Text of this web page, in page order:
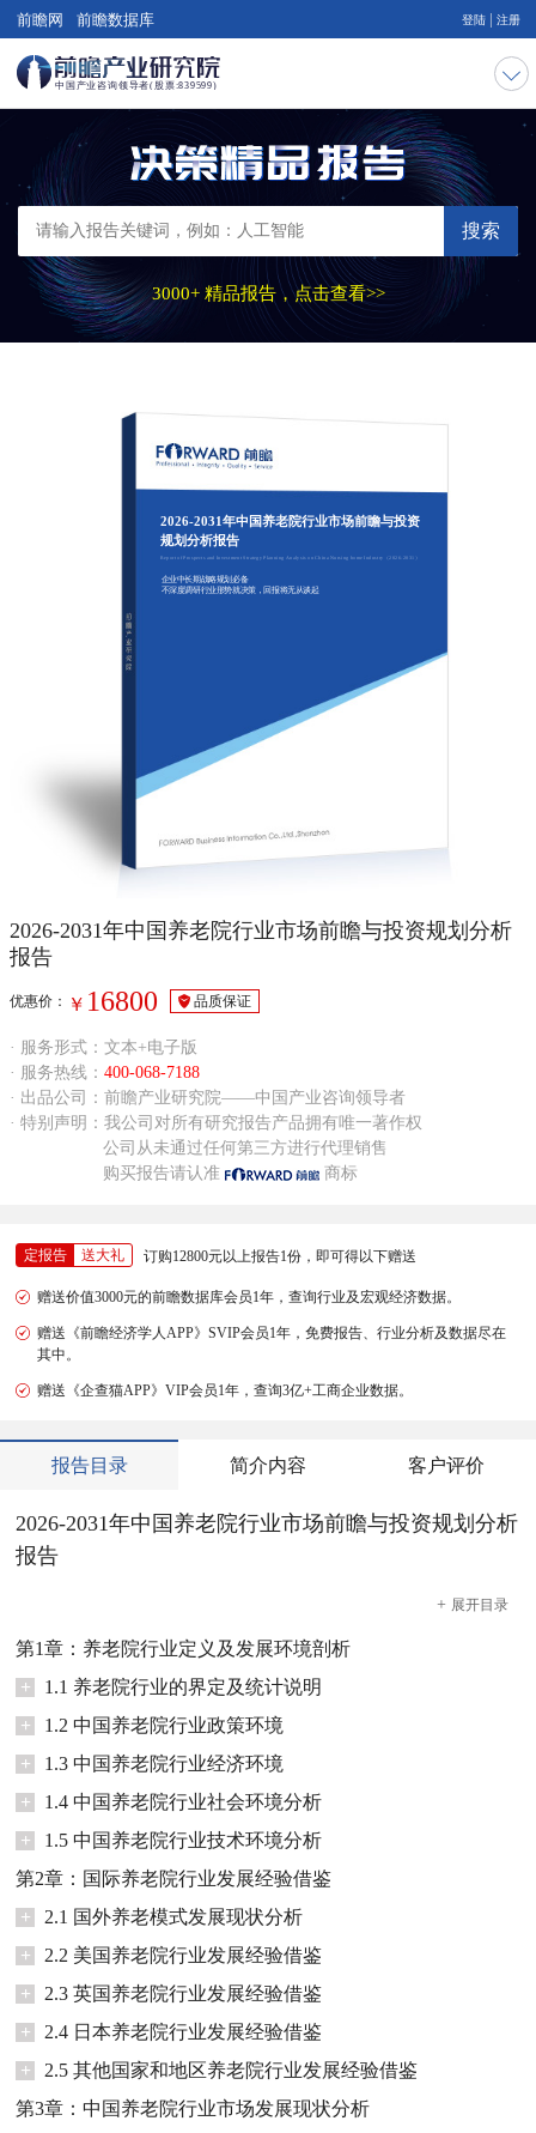
前瞻网 前瞻数据库 登陆 注册
搜索
3000+ 精品报告，点击查看>>
2026-2031年中国养老院行业市场前瞻与投资
规划分析报告
Report of Prospects and Investment Strategy Planning Analysis on China Nursing home Industry（2026-2031）
企业中长期战略规划必备
不深度调研行业形势就决策，回报将无从谈起
2026-2031年中国养老院行业市场前瞻与投资规划分析
报告
优惠价： ￥ 16800 品质保证
· 服务形式：文本+电子版
· 服务热线： 400-068-7188
· 出品公司：前瞻产业研究院——中国产业咨询领导者
· 特别声明：我公司对所有研究报告产品拥有唯一著作权
公司从未通过任何第三方进行代理销售
购买报告请认准
商标
定报告 送大礼 订购12800元以上报告1份，即可得以下赠送
赠送价值3000元的前瞻数据库会员1年，查询行业及宏观经济数据。
赠送《前瞻经济学人APP》SVIP会员1年，免费报告、行业分析及数据尽在
其中。
赠送《企查猫APP》VIP会员1年，查询3亿+工商企业数据。
报告目录 简介内容 客户评价
2026-2031年中国养老院行业市场前瞻与投资规划分析
报告
+ 展开目录
第1章：养老院行业定义及发展环境剖析
+
1.1 养老院行业的界定及统计说明
+
1.2 中国养老院行业政策环境
+
1.3 中国养老院行业经济环境
+
1.4 中国养老院行业社会环境分析
+
1.5 中国养老院行业技术环境分析
第2章：国际养老院行业发展经验借鉴
+
2.1 国外养老模式发展现状分析
+
2.2 美国养老院行业发展经验借鉴
+
2.3 英国养老院行业发展经验借鉴
+
2.4 日本养老院行业发展经验借鉴
+
2.5 其他国家和地区养老院行业发展经验借鉴
第3章：中国养老院行业市场发展现状分析